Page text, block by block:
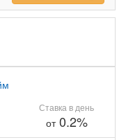
Ставка в день
от0.2%